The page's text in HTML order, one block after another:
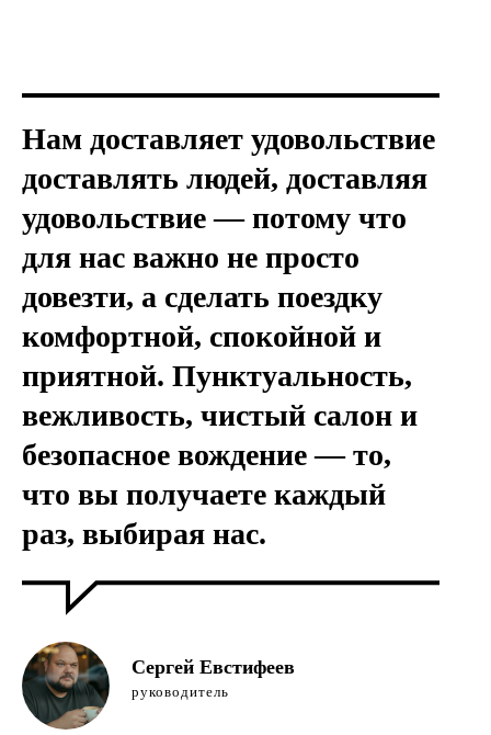
Нам доставляет удовольствие
доставлять людей, доставляя
удовольствие — потому что
для нас важно не просто
довезти, а сделать поездку
комфортной, спокойной и
приятной. Пунктуальность,
вежливость, чистый салон и
безопасное вождение — то,
что вы получаете каждый
раз, выбирая нас.
Сергей Евстифеев
руководитель